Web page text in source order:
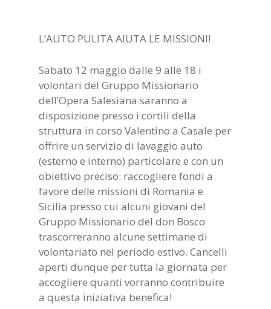
L’AUTO PULITA AIUTA LE MISSIONI!
Sabato 12 maggio dalle 9 alle 18 i
volontari del Gruppo Missionario
dell’Opera Salesiana saranno a
disposizione presso i cortili della
struttura in corso Valentino a Casale per
offrire un servizio di lavaggio auto
(esterno e interno) particolare e con un
obiettivo preciso: raccogliere fondi a
favore delle missioni di Romania e
Sicilia presso cui alcuni giovani del
Gruppo Missionario del don Bosco
trascorreranno alcune settimane di
volontariato nel periodo estivo. Cancelli
aperti dunque per tutta la giornata per
accogliere quanti vorranno contribuire
a questa iniziativa benefica!